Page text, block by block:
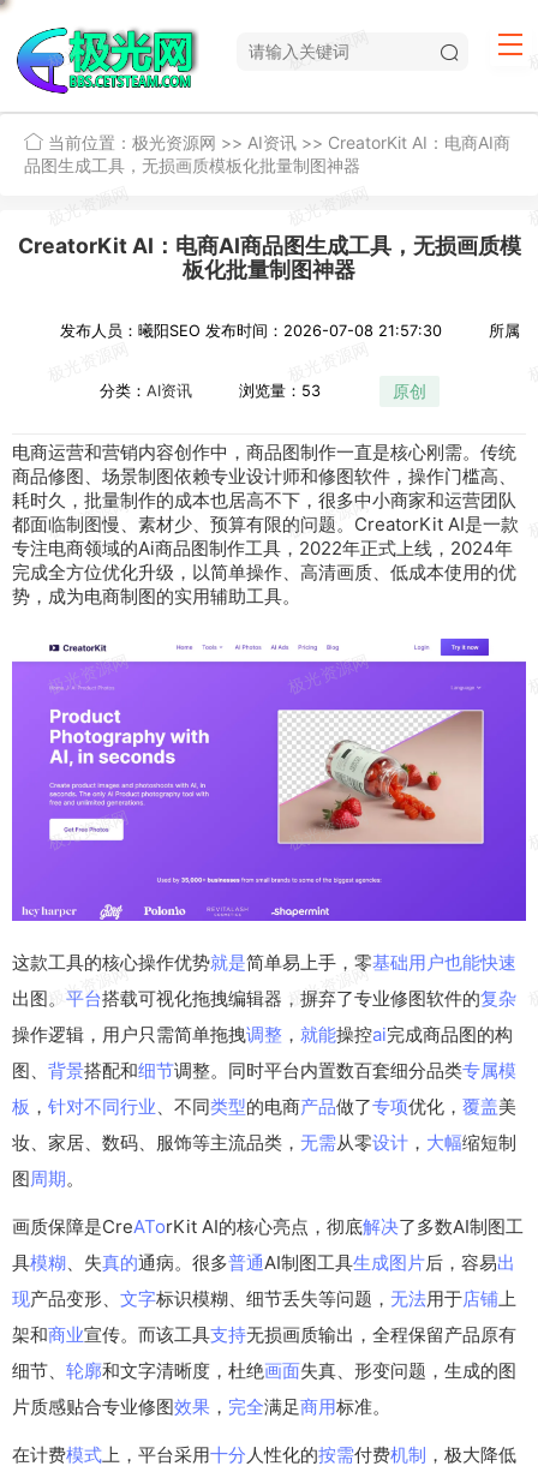
当前位置： 极光资源网 >> AI资讯 >> CreatorKit AI：电商AI商
品图生成工具，无损画质模板化批量制图神器
CreatorKit AI：电商AI商品图生成工具，无损画质模
板化批量制图神器
发布人员：曦阳SEO 发布时间：2026-07-08 21:57:30 所属
分类： AI资讯 浏览量：53 原创
电商运营和营销内容创作中，商品图制作一直是核心刚需。 传统
商品修图 场景制图依赖专业设计师和修图软件 ， 操作门槛高、
耗时久， 批量制作的成本也居高不下，很多中小商家和运营团队
都面临制图慢、 素材少、预算有限的问题。 CreatorKit AI是一款
专注电商领域的Ai商品图制作工具 ， 2022年正式 上线 ， 2024年
完成全方位优化升级 ，以简单操作、 高清画质 低成本使用的优
势，成为电商制图的实用辅助工具。
这款工具的核心操作优势就是简单易上手，零基础用户也能快速
出图。 平台搭载可视化拖拽编辑器，摒弃了专业修图软件的复杂
操作逻辑，用户只需简单拖拽调整 ， 就能操控ai完成商品图的构
图、 背景搭配和细节调整。同时平台内置数百套细分品类专属模
板 ， 针对不同行业、不同类型的电商产品做了专项优化， 覆盖美
妆、家居、数码、服饰等主流品类， 无需从零设计 ， 大幅缩短制
图周期。
画质保障是CreATorKit AI的核心亮点，彻底解决了多数AI制图工
具模糊、失真的通病。很多普通AI制图工具生成图片后，容易出
现产品变形、 文字标识模糊、细节丢失等问题， 无法用于店铺上
架和商业宣传。而该工具支持无损画质输出，全程保留产品原有
细节、 轮廓和文字清晰度，杜绝画面失真、形变问题，生成的图
片质感贴合专业修图效果 ， 完全满足商用标准。
在计费模式上，平台采用十分人性化的按需付费机制 ，极大降低